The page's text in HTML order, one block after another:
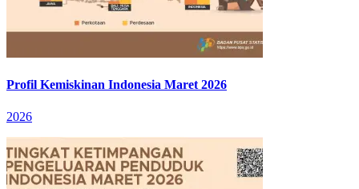
Profil Kemiskinan Indonesia Maret 2026
2026